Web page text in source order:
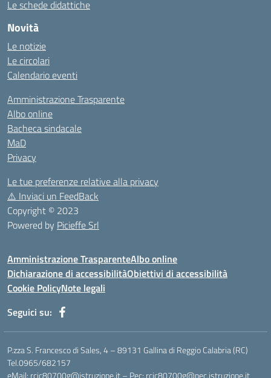
Le schede didattiche
Novità
Le notizie
Le circolari
Calendario eventi
Amministrazione Trasparente
Albo online
Bacheca sindacale
MaD
Privacy
Le tue preferenze relative alla privacy
⚠️ Inviaci un FeedBack
Copyright © 2023
Powered by Picieffe Srl
Amministrazione TrasparenteAlbo online
Dichiarazione di accessibilitàObiettivi di accessibilità
Cookie PolicyNote legali
Seguici su:
P.zza S. Francesco di Sales, 4 – 89131 Gallina di Reggio Calabria (RC)
Tel.0965/682157
eMail: rcic80700g@istruzione.it – Pec: rcic80700g@pec.istruzione.it